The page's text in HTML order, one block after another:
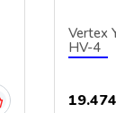
Vertex
HV-4